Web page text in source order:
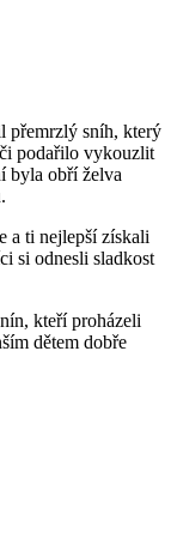
přemrzlý sníh, který
podařilo vykouzlit
byla obří želva
a ti nejlepší získali
si odnesli sladkost
kteří proházeli
dětem dobře